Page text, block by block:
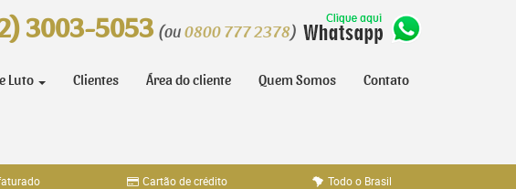
3003-5053 (ou 0800 777 2378)
Luto Clientes Área do cliente Quem Somos Contato
Cartão de crédito Todo o Brasil